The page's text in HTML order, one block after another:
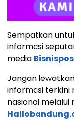
Sempatkan
informasi
media
Jangan
informasi terkini
nasional melalui